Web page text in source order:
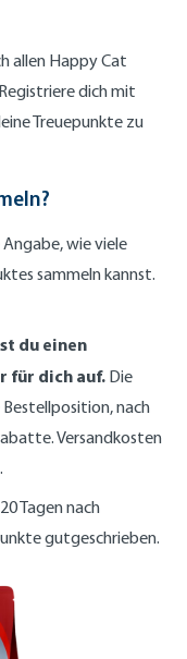
allen Happy Cat
dich mit
Treuepunkte zu
wie viele
sammeln kannst.
du einen
für dich auf. Die
nach
Versandkosten
Tagen nach
gutgeschrieben.